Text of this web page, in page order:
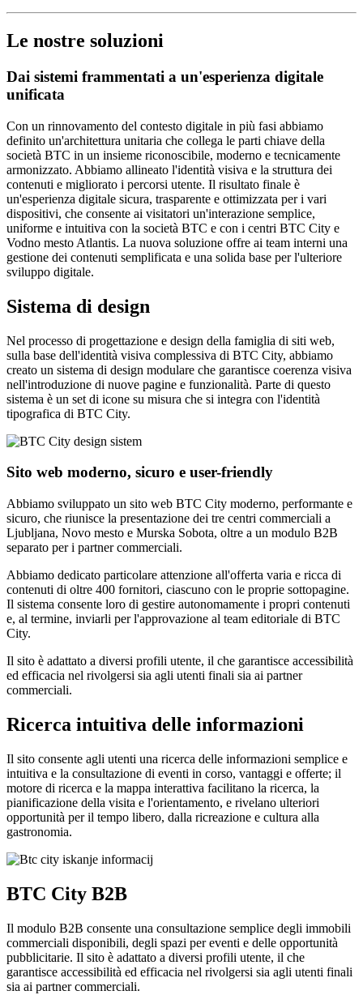
Le nostre soluzioni
Dai sistemi frammentati a un'esperienza digitale
unificata
Con un rinnovamento del contesto digitale in più fasi abbiamo
definito un'architettura unitaria che collega le parti chiave della
società BTC in un insieme riconoscibile, moderno e tecnicamente
armonizzato. Abbiamo allineato l'identità visiva e la struttura dei
contenuti e migliorato i percorsi utente. Il risultato finale è
un'esperienza digitale sicura, trasparente e ottimizzata per i vari
dispositivi, che consente ai visitatori un'interazione semplice,
uniforme e intuitiva con la società BTC e con i centri BTC City e
Vodno mesto Atlantis. La nuova soluzione offre ai team interni una
gestione dei contenuti semplificata e una solida base per l'ulteriore
sviluppo digitale.
Sistema di design
Nel processo di progettazione e design della famiglia di siti web,
sulla base dell'identità visiva complessiva di BTC City, abbiamo
creato un sistema di design modulare che garantisce coerenza visiva
nell'introduzione di nuove pagine e funzionalità. Parte di questo
sistema è un set di icone su misura che si integra con l'identità
tipografica di BTC City.
Sito web moderno, sicuro e user-friendly
Abbiamo sviluppato un sito web BTC City moderno, performante e
sicuro, che riunisce la presentazione dei tre centri commerciali a
Ljubljana, Novo mesto e Murska Sobota, oltre a un modulo B2B
separato per i partner commerciali.
Abbiamo dedicato particolare attenzione all'offerta varia e ricca di
contenuti di oltre 400 fornitori, ciascuno con le proprie sottopagine.
Il sistema consente loro di gestire autonomamente i propri contenuti
e, al termine, inviarli per l'approvazione al team editoriale di BTC
City.
Il sito è adattato a diversi profili utente, il che garantisce accessibilità
ed efficacia nel rivolgersi sia agli utenti finali sia ai partner
commerciali.
Ricerca intuitiva delle informazioni
Il sito consente agli utenti una ricerca delle informazioni semplice e
intuitiva e la consultazione di eventi in corso, vantaggi e offerte; il
motore di ricerca e la mappa interattiva facilitano la ricerca, la
pianificazione della visita e l'orientamento, e rivelano ulteriori
opportunità per il tempo libero, dalla ricreazione e cultura alla
gastronomia.
BTC City B2B
Il modulo B2B consente una consultazione semplice degli immobili
commerciali disponibili, degli spazi per eventi e delle opportunità
pubblicitarie. Il sito è adattato a diversi profili utente, il che
garantisce accessibilità ed efficacia nel rivolgersi sia agli utenti finali
sia ai partner commerciali.